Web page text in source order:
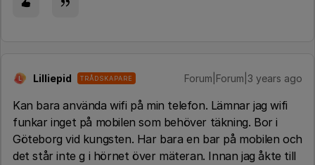
Lilliepid TRÅDSKAPARE Forum|Forum|3 years ago
Kan bara använda wifi på min telefon. Lämnar jag wifi
funkar inget på mobilen som behöver täkning. Bor i
Göteborg vid kungsten. Har bara en bar på mobilen och
det står inte g i hörnet över mäteran. Innan jag åkte till